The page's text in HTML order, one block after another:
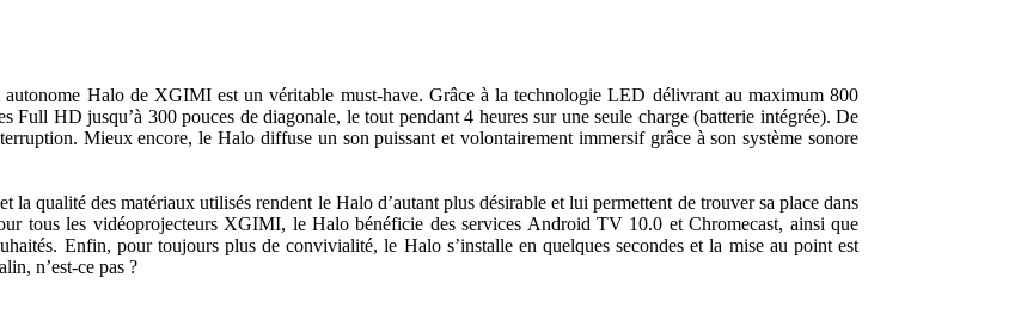
Halo de XGIMI est un véritable must-have. Grâce à la technologie LED délivrant au maximum 800
HD jusqu’à 300 pouces de diagonale, le tout pendant 4 heures sur une seule charge (batterie intégrée). De
Mieux encore, le Halo diffuse un son puissant et volontairement immersif grâce à son système sonore
la qualité des matériaux utilisés rendent le Halo d’autant plus désirable et lui permettent de trouver sa place dans
tous les vidéoprojecteurs XGIMI, le Halo bénéficie des services Android TV 10.0 et Chromecast, ainsi que
Enfin, pour toujours plus de convivialité, le Halo s’installe en quelques secondes et la mise au point est
n’est-ce pas ?